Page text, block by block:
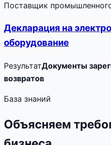
Поставщик
Декларация на
оборудование
РезультатДокументы
возвратов
База знаний
Объясняем